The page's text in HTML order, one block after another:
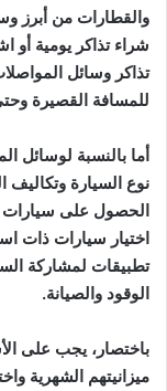
والقطارات من أبرز
شراء تذاكر يومية أو
للمسافة القصيرة وحتى 10-12 دولارًا للمسافة
أما بالنسبة لوسائل
نوع السيارة وتكاليف
الحصول على سيارات
اختيار سيارات ذات
تطبيقات لمشاركة
الوقود والصيانة.
باختصار، يجب على
ميزانيتهم الشهرية